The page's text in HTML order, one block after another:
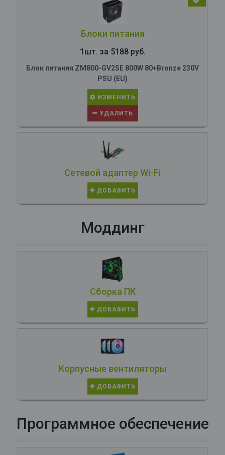
Блоки питания
1шт. за 5188 руб.
Блок питания ZM800-GV2SE 800W 80+Bronze 230V
PSU (EU)
ИЗМЕНИТЬ
УДАЛИТЬ
Сетевой адаптер Wi-Fi
ДОБАВИТЬ
Моддинг
Сборка ПК
ДОБАВИТЬ
Корпусные вентиляторы
ДОБАВИТЬ
Программное обеспечение